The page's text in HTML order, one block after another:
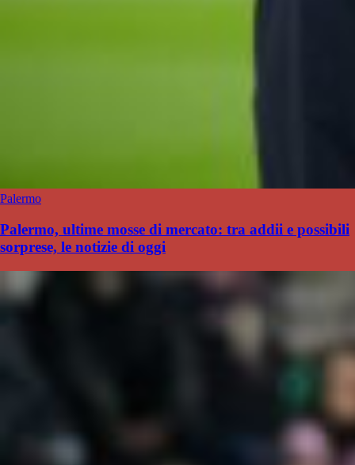
Palermo
Palermo, ultime mosse di mercato: tra addii e possibili
sorprese, le notizie di oggi